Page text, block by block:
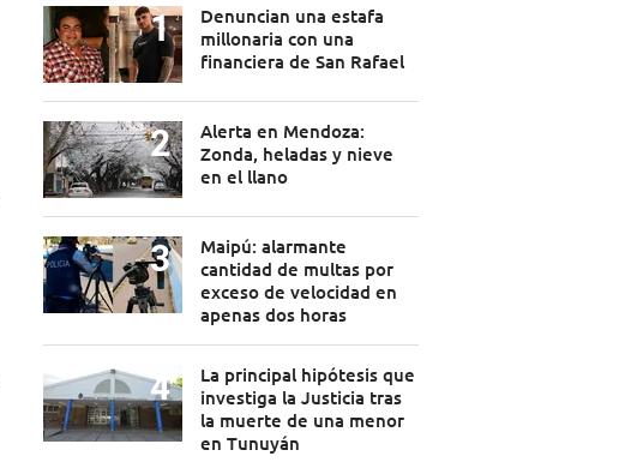
Denuncian una estafa
millonaria con una
financiera de San Rafael
Alerta en Mendoza:
Zonda, heladas y nieve
en el llano
Maipú: alarmante
cantidad de multas por
exceso de velocidad en
apenas dos horas
La principal hipótesis que
investiga la Justicia tras
la muerte de una menor
en Tunuyán